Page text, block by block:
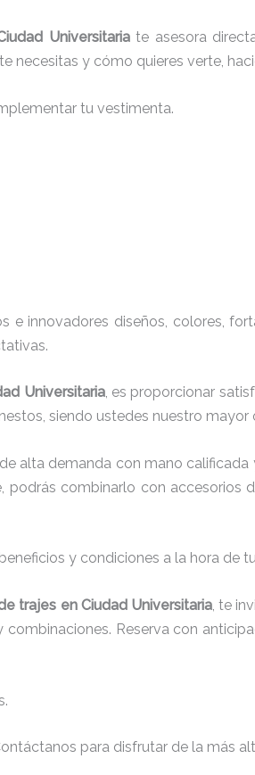
Universitariate asesora
necesitas y cómo quieres verte,
tu vestimenta.
e innovadores diseños, colores,
Universitaria, es proporcionar
siendo ustedes nuestro
alta demanda con mano
combinarlo con accesorios
y condiciones a la hora de
trajes en Ciudad Universitaria, te
Reserva con
para disfrutar de la más